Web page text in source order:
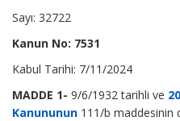
Sayı: 32722
Kanun No: 7531
Kabul Tarihi: 7/11/2024
MADDE 1- 9/6/1932 tarihli ve
Kanununun 111/b maddesinin